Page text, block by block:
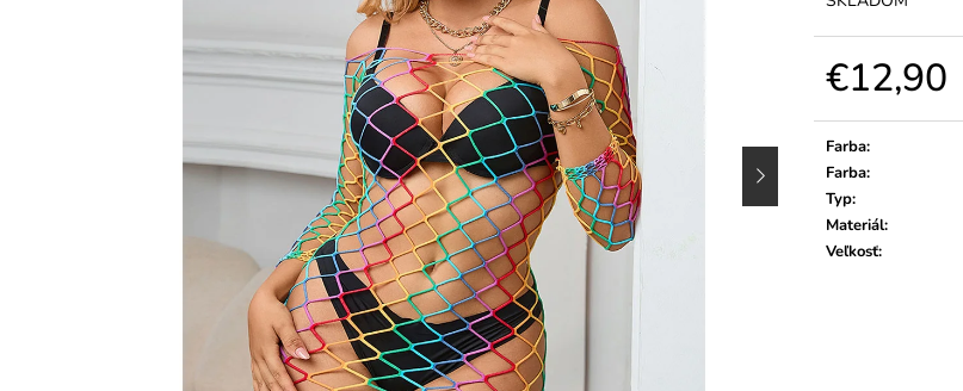
€12,90
Farba:
Farba:
Typ:
Materiál:
Veľkosť: